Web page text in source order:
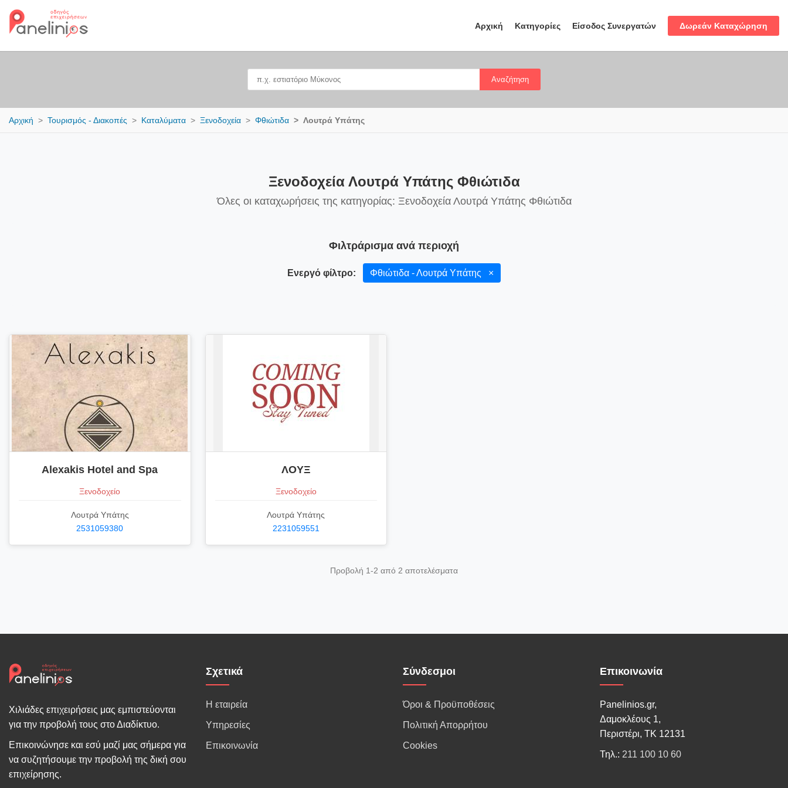
Αρχική Κατηγορίες Είσοδος Συνεργατών Δωρεάν Καταχώρηση
Αναζήτηση
Αρχική Τουρισμός - Διακοπές Καταλύματα Ξενοδοχεία Φθιώτιδα Λουτρά Υπάτης
Ξενοδοχεία Λουτρά Υπάτης Φθιώτιδα
Όλες οι καταχωρήσεις της κατηγορίας: Ξενοδοχεία Λουτρά Υπάτης Φθιώτιδα
Φιλτράρισμα ανά περιοχή
Ενεργό φίλτρο: Φθιώτιδα - Λουτρά Υπάτης ×
Alexakis Hotel and Spa
Ξενοδοχείο
Λουτρά Υπάτης
2531059380
ΛΟΥΞ
Ξενοδοχείο
Λουτρά Υπάτης
2231059551
Προβολή 1-2 από 2 αποτελέσματα
Χιλιάδες επιχειρήσεις μας εμπιστεύονται
για την προβολή τους στο Διαδίκτυο.
Επικοινώνησε και εσύ μαζί μας σήμερα για
να συζητήσουμε την προβολή της δική σου
επιχείρησης.
Σχετικά
Η εταιρεία
Υπηρεσίες
Επικοινωνία
Σύνδεσμοι
Όροι & Προϋποθέσεις
Πολιτική Απορρήτου
Cookies
Επικοινωνία
Panelinios.gr,
Δαμοκλέους 1,
Περιστέρι, ΤΚ 12131
Τηλ.: 211 100 10 60